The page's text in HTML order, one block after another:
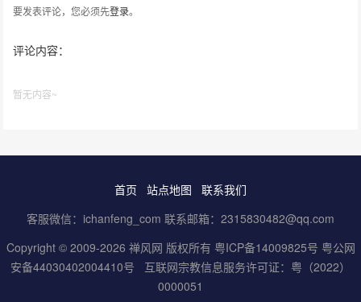
要发表评论，您必须先登录。
评论内容：
暂无内容~
首页 站点地图
联系我们
客服微信：ichanfeng_com 联系邮箱：2315830482@qq.com
Copyright © 2009-2026 禅风网 版权所有 粤ICP备14009825号 粤公网
安备44030402004410号
互联网宗教信息服务许可证：粤（2022）
0000051